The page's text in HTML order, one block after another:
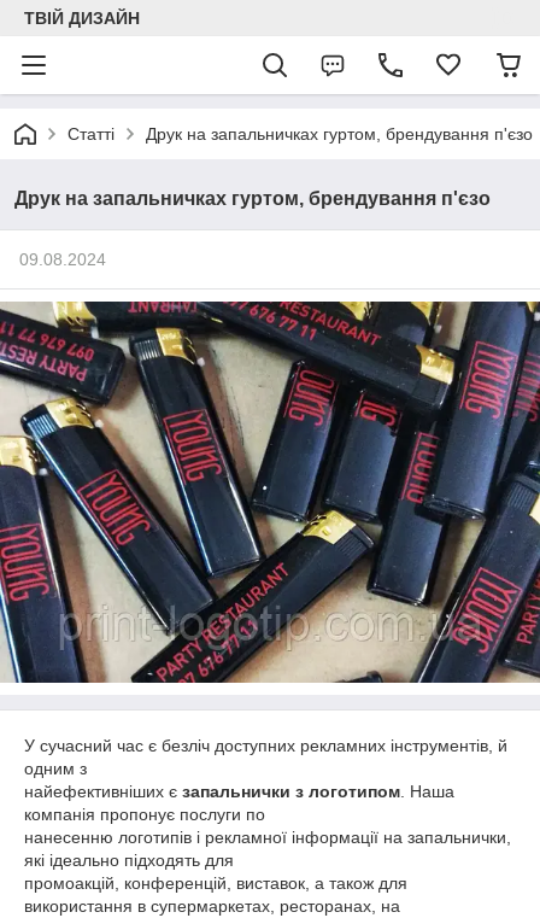
ТВІЙ ДИЗАЙН
Статті Друк на запальничках гуртом, брендування п'єзо
Друк на запальничках гуртом, брендування п'єзо
09.08.2024
У сучасний час є безліч доступних рекламних інструментів, й
одним з
найефективніших є запальнички з логотипом . Наша
компанія пропонує послуги по
нанесенню логотипів і рекламної інформації на запальнички,
які ідеально підходять для
промоакцій, конференцій, виставок, а також для
використання в супермаркетах, ресторанах, на